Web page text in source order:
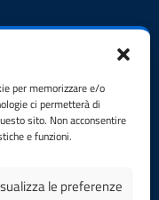
per memorizzare e/o
ci permetterà di
sito. Non acconsentire
e funzioni.
le preferenze